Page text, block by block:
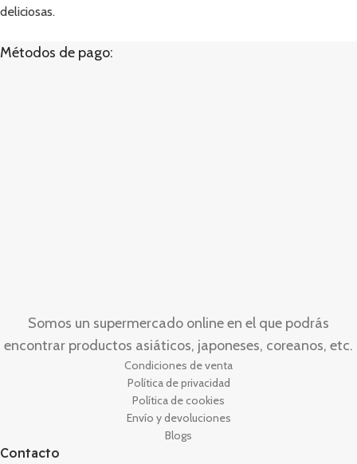
deliciosas.
Métodos de pago:
Somos un supermercado online en el que podrás
encontrar productos asiáticos, japoneses, coreanos, etc.
Condiciones de venta
Política de privacidad
Política de cookies
Envío y devoluciones
Blogs
Contacto